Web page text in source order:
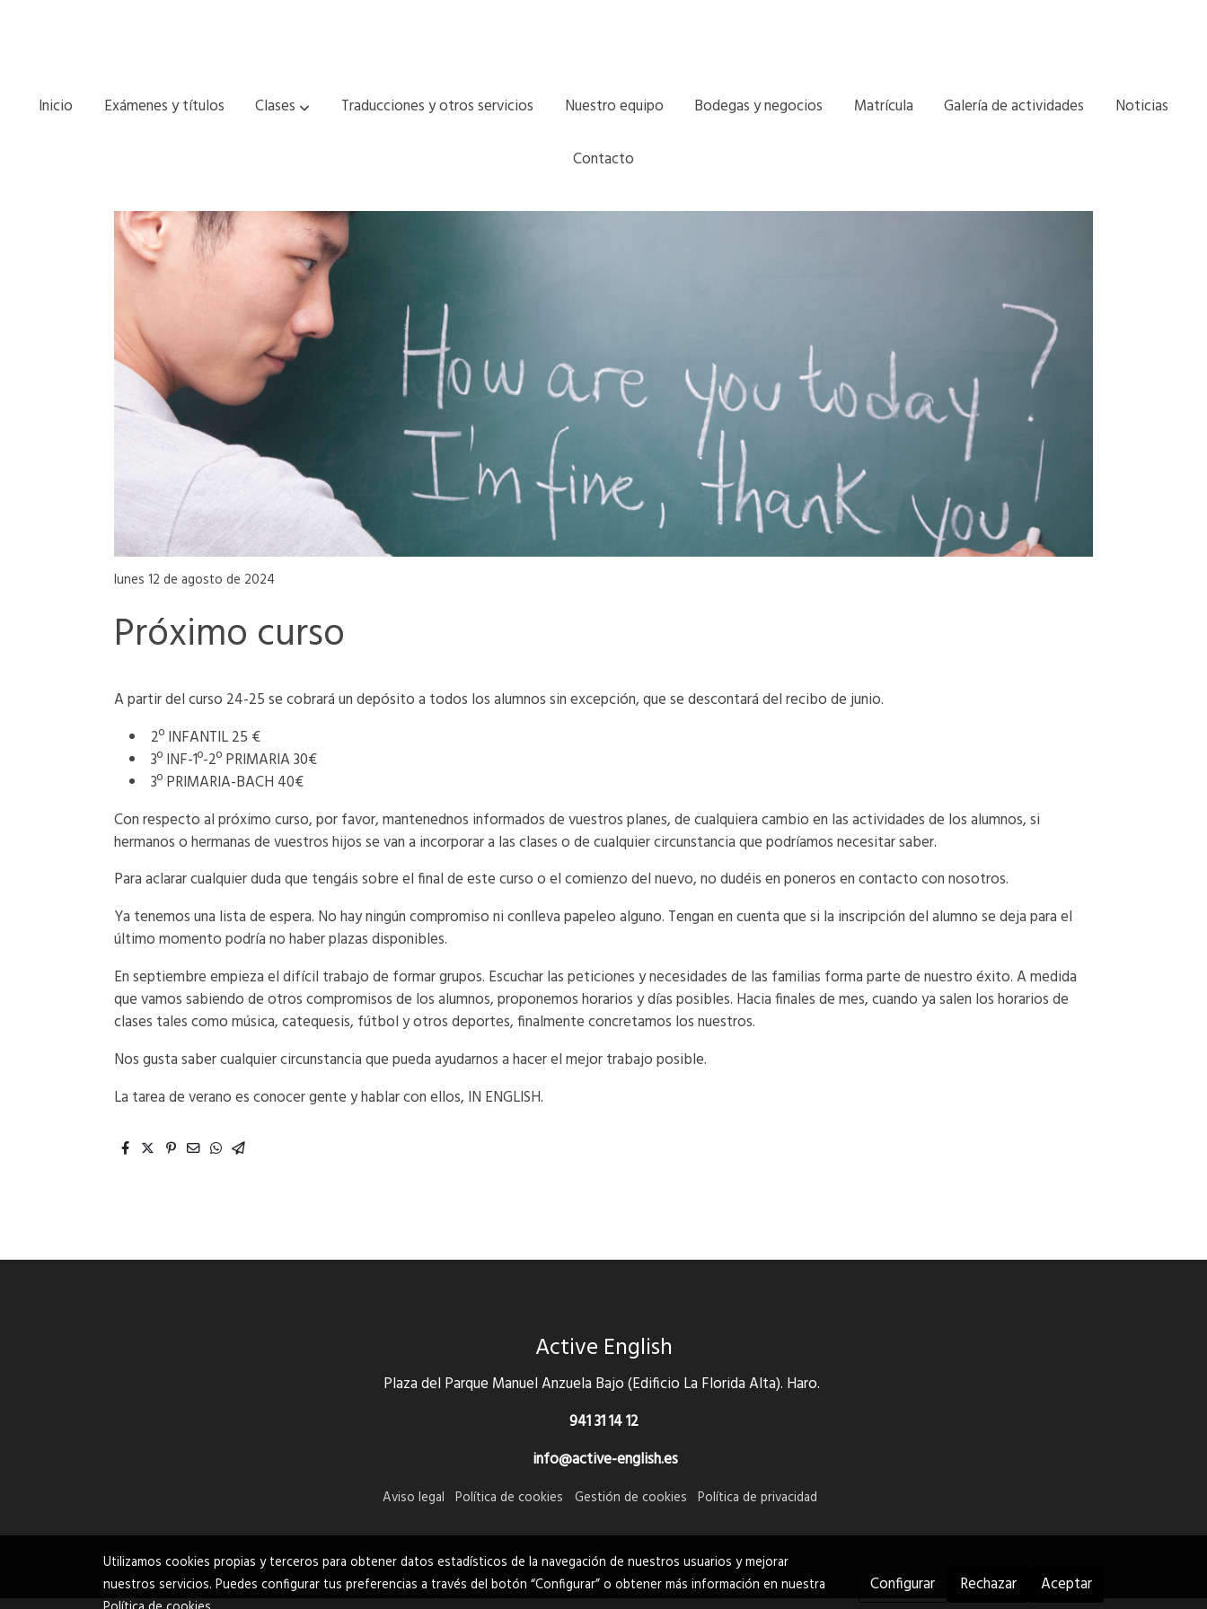
Inicio Exámenes y títulos Clases Traducciones y otros servicios Nuestro equipo Bodegas y negocios Matrícula Galería de actividades Noticias
Contacto
lunes 12 de agosto de 2024
Próximo curso
A partir del curso 24-25 se cobrará un depósito a todos los alumnos sin excepción, que se descontará del recibo de junio.
2º INFANTIL 25 €
3º INF-1º-2º PRIMARIA 30€
3º PRIMARIA-BACH 40€
Con respecto al próximo curso, por favor, mantenednos informados de vuestros planes, de cualquiera cambio en las actividades de los alumnos, si
hermanos o hermanas de vuestros hijos se van a incorporar a las clases o de cualquier circunstancia que podríamos necesitar saber.
Para aclarar cualquier duda que tengáis sobre el final de este curso o el comienzo del nuevo, no dudéis en poneros en contacto con nosotros.
Ya tenemos una lista de espera. No hay ningún compromiso ni conlleva papeleo alguno. Tengan en cuenta que si la inscripción del alumno se deja para el
último momento podría no haber plazas disponibles.
En septiembre empieza el difícil trabajo de formar grupos. Escuchar las peticiones y necesidades de las familias forma parte de nuestro éxito. A medida
que vamos sabiendo de otros compromisos de los alumnos, proponemos horarios y días posibles. Hacia finales de mes, cuando ya salen los horarios de
clases tales como música, catequesis, fútbol y otros deportes, finalmente concretamos los nuestros.
Nos gusta saber cualquier circunstancia que pueda ayudarnos a hacer el mejor trabajo posible.
La tarea de verano es conocer gente y hablar con ellos, IN ENGLISH.
Active English
Plaza del Parque Manuel Anzuela Bajo (Edificio La Florida Alta). Haro.
941 31 14 12
info@active-english.es
Aviso legal Política de cookies Gestión de cookies Política de privacidad
Utilizamos cookies propias y terceros para obtener datos estadísticos de la navegación de nuestros usuarios y mejorar
nuestros servicios. Puedes configurar tus preferencias a través del botón “Configurar” o obtener más información en nuestra
Configurar Rechazar Aceptar